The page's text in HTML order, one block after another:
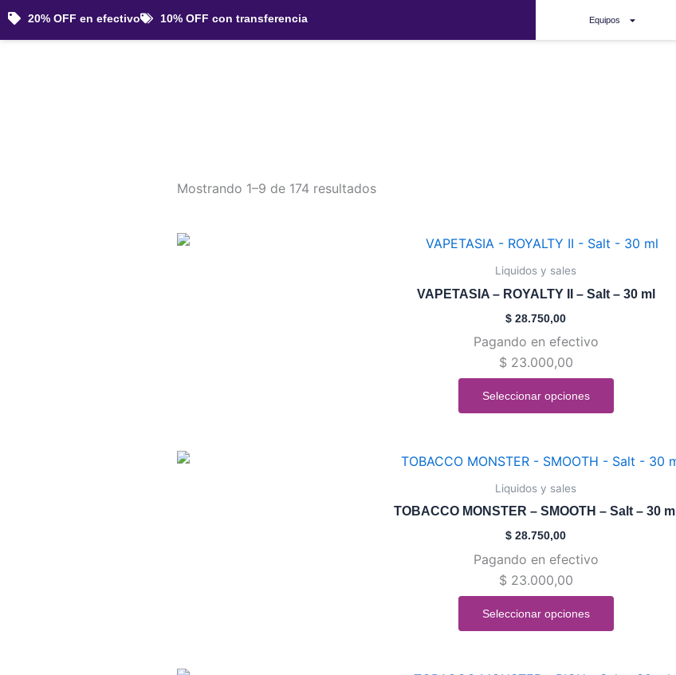
20% OFF en efectivo 10% OFF con transferencia Equipos
Mostrando 1–9 de 174 resultados
Liquidos y sales
VAPETASIA – ROYALTY II – Salt – 30 ml
$ 28.750,00
Pagando en efectivo
$ 23.000,00
Seleccionar opciones
Este
producto
variantes.
Las
opciones
la
página
de
producto
Liquidos y sales
TOBACCO MONSTER – SMOOTH – Salt – 30 ml
$ 28.750,00
Pagando en efectivo
$ 23.000,00
Seleccionar opciones
Este
producto
variantes.
Las
opciones